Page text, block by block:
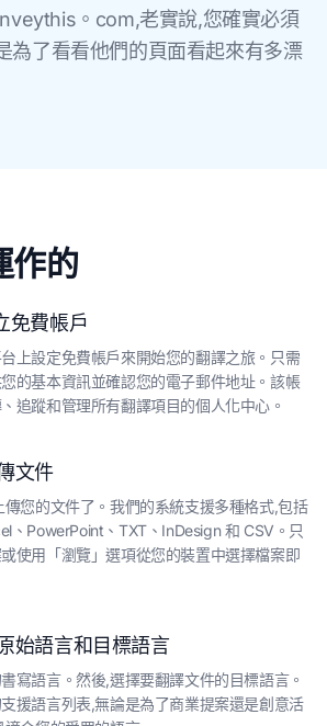
。com,老實說,您確實必須
為了看看他們的頁面看起來有多漂
作的
免費帳戶
上設定免費帳戶來開始您的翻譯之旅。只需
的基本資訊並確認您的電子郵件地址。該帳
追蹤和管理所有翻譯項目的個人化中心。
文件
傳您的文件了。我們的系統支援多種格式,包括
、PowerPoint、TXT、InDesign 和 CSV。只
使用「瀏覽」選項從您的裝置中選擇檔案即
始語言和目標語言
寫語言。然後,選擇要翻譯文件的目標語言。
援語言列表,無論是為了商業提案還是創意活